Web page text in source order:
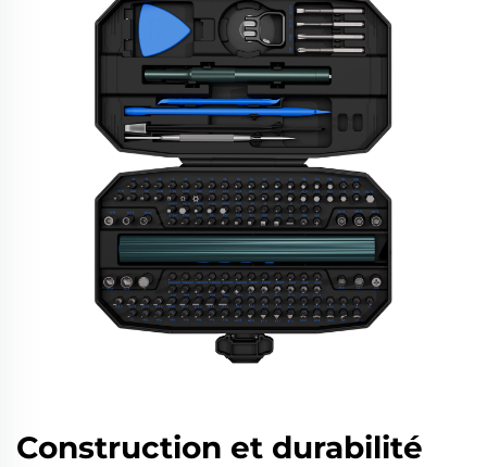
Construction et durabilité